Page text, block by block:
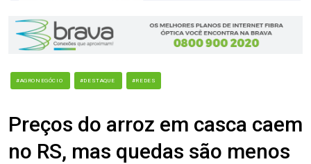
#AGRONEGÓCIO #DESTAQUE #REDES
Preços do arroz em casca caem
no RS, mas quedas são menos